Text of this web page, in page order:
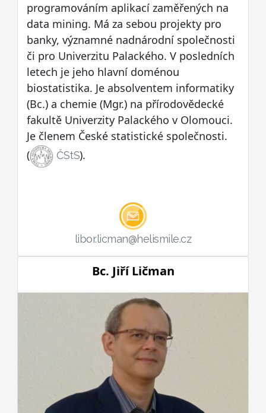
programováním aplikací zaměřených na
data mining. Má za sebou projekty pro
banky, významné nadnárodní společnosti
či pro Univerzitu Palackého. V posledních
letech je jeho hlavní doménou
biostatistika. Je absolventem informatiky
(Bc.) a chemie (Mgr.) na přírodovědecké
fakultě Univerzity Palackého v Olomouci.
Je členem České statistické společnosti.
(
ČStS).
libor.licman@helismile.cz
Bc. Jiří Ličman